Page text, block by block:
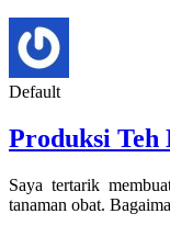
Default
Produksi Teh
Saya tertarik
tanaman obat.